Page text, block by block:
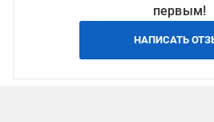
первым!
НАПИСАТЬ